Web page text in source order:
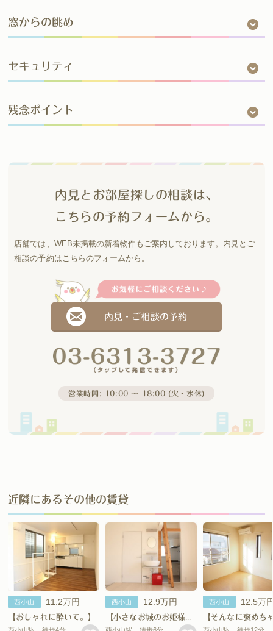
窓からの眺め
セキュリティ
残念ポイント
内見とお部屋探しの相談は、
こちらの予約フォームから。
店舗では、WEB未掲載の新着物件もご案内しております。 内見とご
相談の予約はこちらのフォームから。
内見・ご相談の予約
営業時間: 10:00 〜 18:00 (火・水休)
近隣にあるその他の賃貸
西小山 11.2万円
【おしゃれに酔いて。】
西小山 12.9万円
【小さなお城のお姫様。】
西小山 12.5万